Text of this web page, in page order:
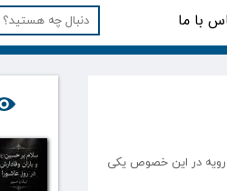
با ما
در این خصوص یکی